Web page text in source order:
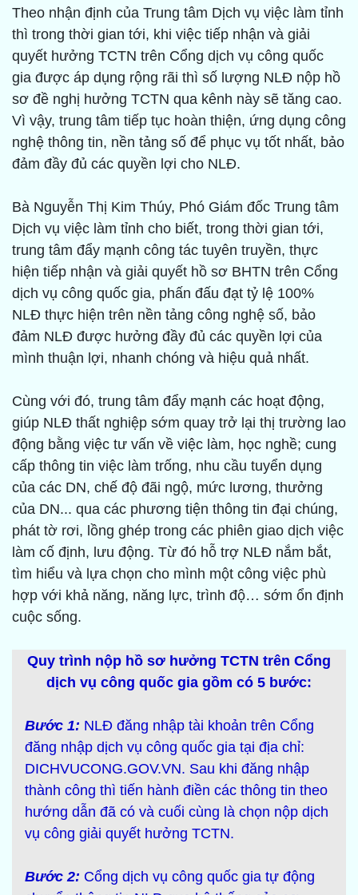
Theo nhận định của Trung tâm Dịch vụ việc làm tỉnh
thì trong thời gian tới, khi việc tiếp nhận và giải
quyết hưởng TCTN trên Cổng dịch vụ công quốc
gia được áp dụng rộng rãi thì số lượng NLĐ nộp hồ
sơ đề nghị hưởng TCTN qua kênh này sẽ tăng cao.
Vì vậy, trung tâm tiếp tục hoàn thiện, ứng dụng công
nghệ thông tin, nền tảng số để phục vụ tốt nhất, bảo
đảm đầy đủ các quyền lợi cho NLĐ.
Bà Nguyễn Thị Kim Thúy, Phó Giám đốc Trung tâm
Dịch vụ việc làm tỉnh cho biết, trong thời gian tới,
trung tâm đẩy mạnh công tác tuyên truyền, thực
hiện tiếp nhận và giải quyết hồ sơ BHTN trên Cổng
dịch vụ công quốc gia, phấn đấu đạt tỷ lệ 100%
NLĐ thực hiện trên nền tảng công nghệ số, bảo
đảm NLĐ được hưởng đầy đủ các quyền lợi của
mình thuận lợi, nhanh chóng và hiệu quả nhất.
Cùng với đó, trung tâm đẩy mạnh các hoạt động,
giúp NLĐ thất nghiệp sớm quay trở lại thị trường lao
động bằng việc tư vấn về việc làm, học nghề; cung
cấp thông tin việc làm trống, nhu cầu tuyển dụng
của các DN, chế độ đãi ngộ, mức lương, thưởng
của DN... qua các phương tiện thông tin đại chúng,
phát tờ rơi, lồng ghép trong các phiên giao dịch việc
làm cố định, lưu động. Từ đó hỗ trợ NLĐ nắm bắt,
tìm hiểu và lựa chọn cho mình một công việc phù
hợp với khả năng, năng lực, trình độ… sớm ổn định
cuộc sống.
Quy trình nộp hồ sơ hưởng TCTN trên Cổng
dịch vụ công quốc gia gồm có 5 bước:
Bước 1: NLĐ đăng nhập tài khoản trên Cổng
đăng nhập dịch vụ công quốc gia tại địa chỉ:
DICHVUCONG.GOV.VN. Sau khi đăng nhập
thành công thì tiến hành điền các thông tin theo
hướng dẫn đã có và cuối cùng là chọn nộp dịch
vụ công giải quyết hưởng TCTN.
Bước 2: Cổng dịch vụ công quốc gia tự động